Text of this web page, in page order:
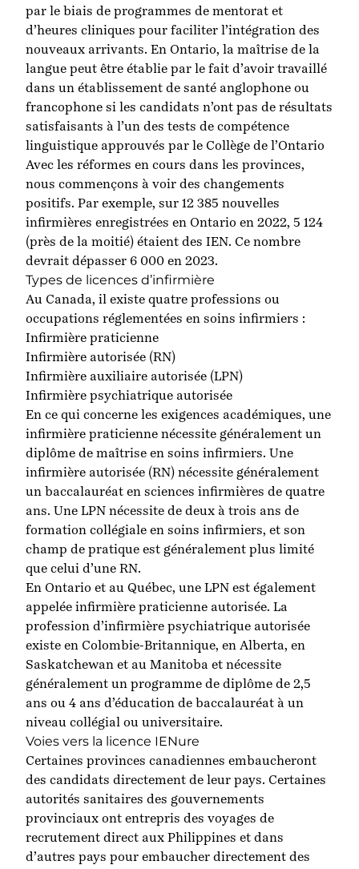
par le biais de programmes de mentorat et
d’heures cliniques pour faciliter l’intégration des
nouveaux arrivants. En Ontario, la maîtrise de la
langue peut être établie par le fait d’avoir travaillé
dans un établissement de santé anglophone ou
francophone si les candidats n’ont pas de résultats
satisfaisants à l’un des tests de compétence
linguistique approuvés par le Collège de l’Ontario
Avec les réformes en cours dans les provinces,
nous commençons à voir des changements
positifs. Par exemple, sur 12 385 nouvelles
infirmières enregistrées en Ontario en 2022, 5 124
(près de la moitié) étaient des IEN. Ce nombre
devrait dépasser 6 000 en 2023.
Types de licences d’infirmière
Au Canada, il existe quatre professions ou
occupations réglementées en soins infirmiers :
Infirmière praticienne
Infirmière autorisée (RN)
Infirmière auxiliaire autorisée (LPN)
Infirmière psychiatrique autorisée
En ce qui concerne les exigences académiques, une
infirmière praticienne nécessite généralement un
diplôme de maîtrise en soins infirmiers. Une
infirmière autorisée (RN) nécessite généralement
un baccalauréat en sciences infirmières de quatre
ans. Une LPN nécessite de deux à trois ans de
formation collégiale en soins infirmiers, et son
champ de pratique est généralement plus limité
que celui d’une RN.
En Ontario et au Québec, une LPN est également
appelée infirmière praticienne autorisée. La
profession d’infirmière psychiatrique autorisée
existe en Colombie-Britannique, en Alberta, en
Saskatchewan et au Manitoba et nécessite
généralement un programme de diplôme de 2,5
ans ou 4 ans d’éducation de baccalauréat à un
niveau collégial ou universitaire.
Voies vers la licence IENure
Certaines provinces canadiennes embaucheront
des candidats directement de leur pays. Certaines
autorités sanitaires des gouvernements
provinciaux ont entrepris des voyages de
recrutement direct aux Philippines et dans
d’autres pays pour embaucher directement des